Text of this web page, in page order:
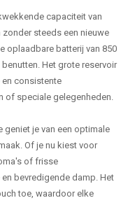
capaciteit van
steeds een nieuwe
oplaadbare batterij van 850
Het grote reservoir
en consistente
of speciale gelegenheden.
je van een optimale
Of je nu kiest voor
of frisse
bevredigende damp. Het
toe, waardoor elke